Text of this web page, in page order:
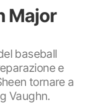
Major
baseball
e
tornare a
Vaughn.